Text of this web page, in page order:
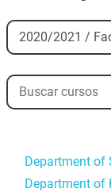
Categorías
Buscar cursos
Department of
Department of